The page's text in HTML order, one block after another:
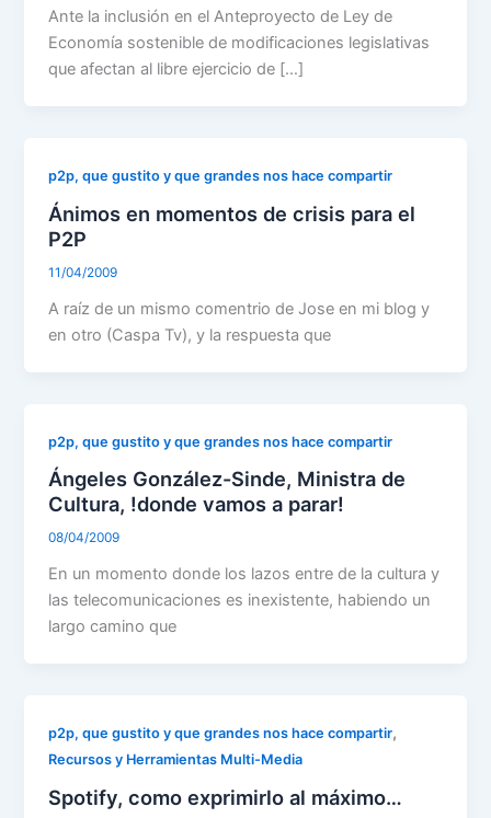
Ante la inclusión en el Anteproyecto de Ley de
Economía sostenible de modificaciones legislativas
que afectan al libre ejercicio de […]
p2p, que gustito y que grandes nos hace compartir
Ánimos en momentos de crisis para el
P2P
11/04/2009
A raíz de un mismo comentrio de Jose en mi blog y
en otro (Caspa Tv), y la respuesta que
p2p, que gustito y que grandes nos hace compartir
Ángeles González-Sinde, Ministra de
Cultura, !donde vamos a parar!
08/04/2009
En un momento donde los lazos entre de la cultura y
las telecomunicaciones es inexistente, habiendo un
largo camino que
p2p, que gustito y que grandes nos hace compartir,
Recursos y Herramientas Multi-Media
Spotify, como exprimirlo al máximo…